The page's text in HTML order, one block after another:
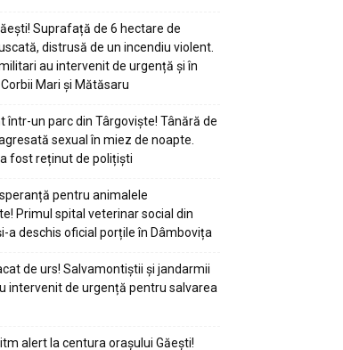
Suprafață de 6 hectare de
distrusă de un incendiu violent.
au intervenit de urgență și în
Mari și Mătăsaru
într-un parc din Târgoviște! Tânără de
sexual în miez de noapte.
fost reținut de polițiști
pentru animalele
Primul spital veterinar social din
a deschis oficial porțile în Dâmbovița
de urs! Salvamontiștii și jandarmii
intervenit de urgență pentru salvarea
alert la centura orașului Găești!